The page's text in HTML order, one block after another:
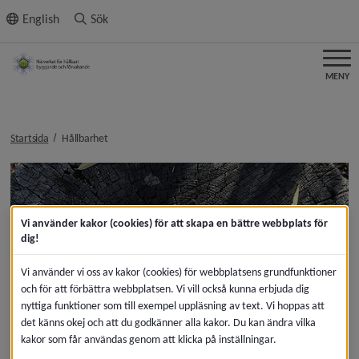
innehållet
English Sök
MENY
Startsida Hållbarhetnivå i brödsmulenavigeringen
Vi använder kakor (cookies) för att skapa en bättre webbplats för
dig!
Vi använder vi oss av kakor (cookies) för webbplatsens grundfunktioner
och för att förbättra webbplatsen. Vi vill också kunna erbjuda dig
nyttiga funktioner som till exempel uppläsning av text. Vi hoppas att
det känns okej och att du godkänner alla kakor. Du kan ändra vilka
kakor som får användas genom att klicka på inställningar.